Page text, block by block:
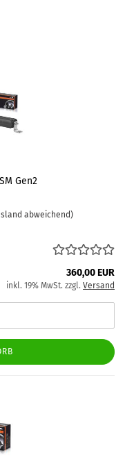
Gen2
abweichend)
360,00 EUR
inkl. 19% MwSt. zzgl. Versand